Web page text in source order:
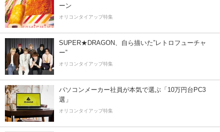
ーン
オリコンタイアップ特集
SUPER★DRAGON、自ら描いた”レトロフューチャ
ー”
オリコンタイアップ特集
パソコンメーカー社員が本気で選ぶ「10万円台PC3
選」
オリコンタイアップ特集